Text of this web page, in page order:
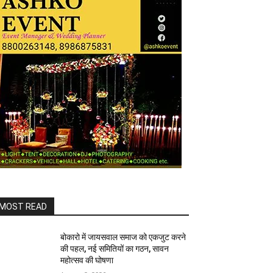
READ
बोकारो में जायसवाल समाज को एकजुट करने
की पहल, नई समितियों का गठन, सावन
महोत्सव की घोषणा